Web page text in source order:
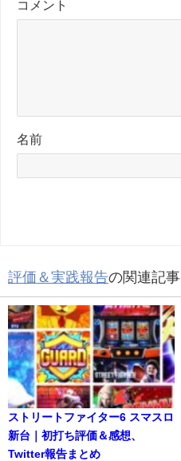
コメント
名前
評価＆実践報告の関連記事
ストリートファイター6 スマスロ
新台｜初打ち評価＆感想、
Twitter報告まとめ